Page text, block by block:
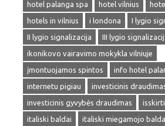
hotel palanga spa
hotel vilnius
hotels in vilnius
i londona
I lygio
II lygio signalizacija
III lygio
ikonikovo vairavimo mokykla vilniuje
įmontuojamos spintos
info hotel
internetu pigiau
investicinis
investicinis gyvybės draudimas
italiski baldai
italiski miegamojo